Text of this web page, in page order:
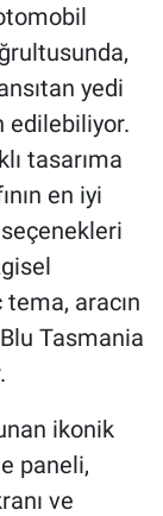
yedi
edilebiliyor.
tasarıma
en iyi
aracın
Tasmania
ikonik
paneli,
ve